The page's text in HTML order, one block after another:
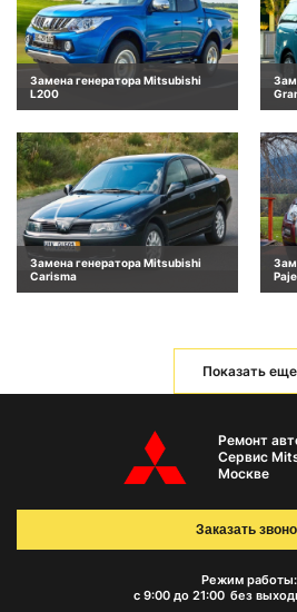
Замена генератора Mitsubishi
L200
Замена генератора Mitsubishi
Carisma
Показать еще
Ремонт
Сервис
Москве
Режим работы:
с 9:00 до 21:00 без
Заказать